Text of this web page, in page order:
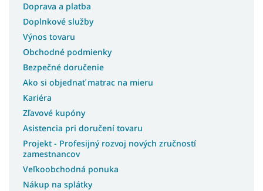
Doprava a platba
Doplnkové služby
Výnos tovaru
Obchodné podmienky
Bezpečné doručenie
Ako si objednať matrac na mieru
Kariéra
Zľavové kupóny
Asistencia pri doručení tovaru
Projekt - Profesijný rozvoj nových zručností
zamestnancov
Veľkoobchodná ponuka
Nákup na splátky